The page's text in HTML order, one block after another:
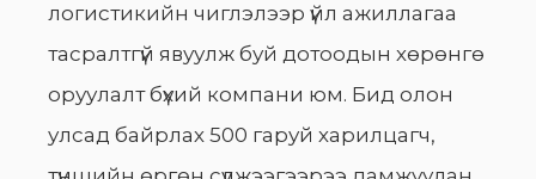
логистикийн чиглэлээр үйл ажиллагаа
тасралтгүй явуулж буй дотоодын хөрөнгө
оруулалт бүхий компани юм. Бид олон
улсад байрлах 500 гаруй харилцагч,